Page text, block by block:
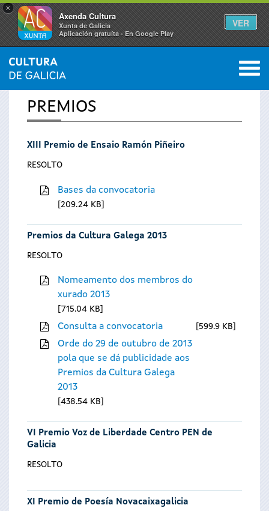
×
Axenda Cultura
Xunta de Galicia
Aplicación gratuíta - En Google Play
VER
Vostede
está
aquí
INICIO 0
PREMIOS
XIII Premio de Ensaio Ramón Piñeiro
RESOLTO
Bases da convocatoria
209.24 KB
Premios da Cultura Galega 2013
RESOLTO
Nomeamento dos membros do
xurado 2013
715.04 KB
Consulta a convocatoria 599.9 KB
Orde do 29 de outubro de 2013
pola que se dá publicidade aos
Premios da Cultura Galega
2013
438.54 KB
VI Premio Voz de Liberdade Centro PEN de
Galicia
RESOLTO
XI Premio de Poesía Novacaixagalicia